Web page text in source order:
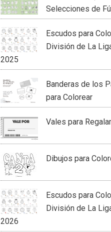
Selecciones de
Escudos para
División de La
2025
Banderas de los
para Colorear
Vales para
Dibujos para
Escudos para
División de La
2026